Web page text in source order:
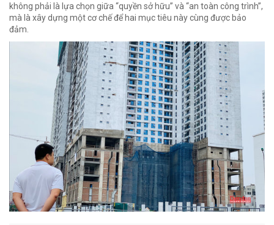
không phải là lựa chọn giữa “quyền sở hữu” và “an toàn công trình”,
mà là xây dựng một cơ chế để hai mục tiêu này cùng được bảo
đảm.